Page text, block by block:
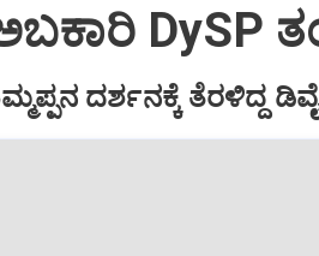
DySP
ದರ್ಶನಕ್ಕೆ ತೆರಳಿದ್ದ